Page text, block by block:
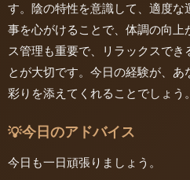
す。陰の特性を意識して、適度な
事を心がけることで、体調の向上
ス管理も重要で、リラックスでき
とが大切です。今日の経験が、
彩りを添えてくれることでしょう。
💡今日のアドバイス
今日も一日頑張りましょう。